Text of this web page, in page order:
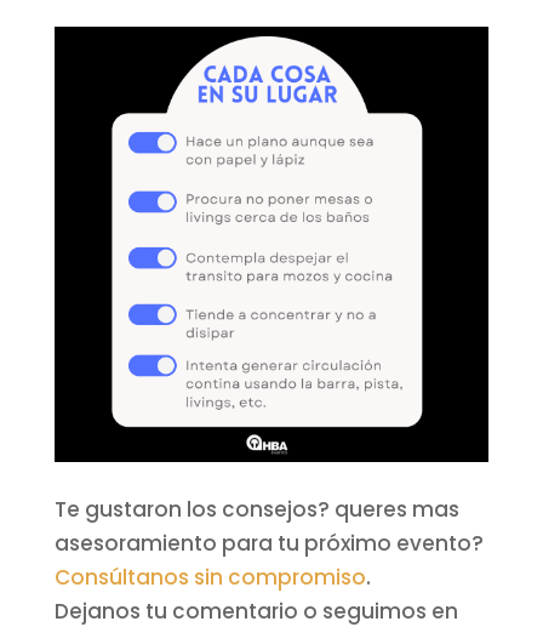
Te gustaron los consejos? queres mas
asesoramiento para tu próximo evento?
Consúltanos sin compromiso.
Dejanos tu comentario o seguimos en